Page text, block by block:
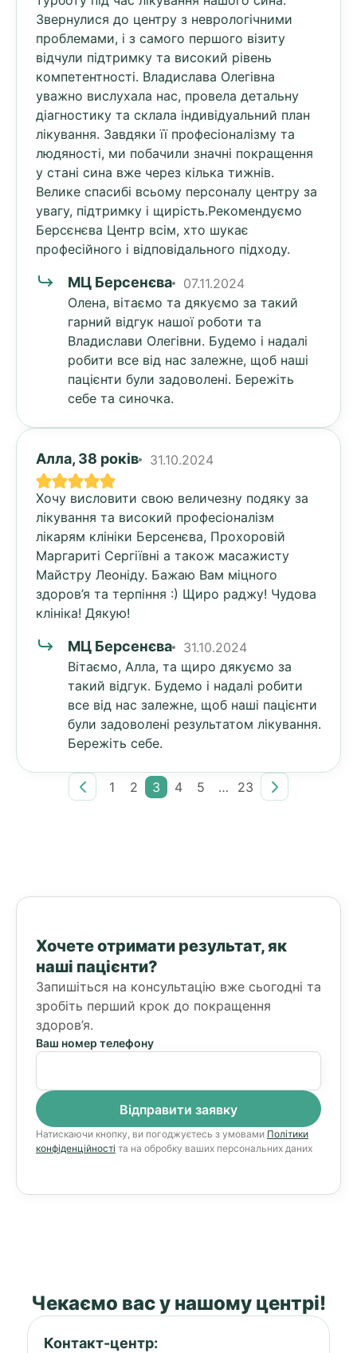
Звернулися до центру з неврологічними
проблемами, і з самого першого візиту
відчули підтримку та високий рівень
компетентності. Владислава Олегівна
уважно вислухала нас, провела детальну
діагностику та склала індивідуальний план
лікування. Завдяки її професіоналізму та
людяності, ми побачили значні покращення
у стані сина вже через кілька тижнів.
Велике спасибі всьому персоналу центру за
увагу, підтримку і щирість.Рекомендуємо
Берсєнєва Центр всім, хто шукає
професійного і відповідального підходу.
МЦ Берсенєва
07.11.2024
Олена, вітаємо та дякуємо за такий
гарний відгук нашої роботи та
Владислави Олегівни. Будемо і надалі
робити все від нас залежне, щоб наші
пацієнти були задоволені. Бережіть
себе та синочка.
Алла, 38 років 31.10.2024
Хочу висловити свою величезну подяку за
лікування та високий професіоналізм
лікарям клініки Берсенєва, Прохоровій
Маргариті Сергіївні а також масажисту
Майстру Леоніду. Бажаю Вам міцного
здоров’я та терпіння :) Щиро раджу! Чудова
клініка! Дякую!
МЦ Берсенєва
31.10.2024
Вітаємо, Алла, та щиро дякуємо за
такий відгук. Будемо і надалі робити
все від нас залежне, щоб наші пацієнти
були задоволені результатом лікування.
Бережіть себе.
1 2 3 4 5 … 23
Хочете отримати результат, як
наші пацієнти?
Запишіться на консультацію вже сьогодні та
зробіть перший крок до покращення
здоров’я.
Ваш номер телефону
Натискаючи кнопку, ви погоджуєтесь з умовами Політики
конфіденційності та на обробку ваших персональних даних
Чекаємо вас у нашому центрі!
Контакт-центр: